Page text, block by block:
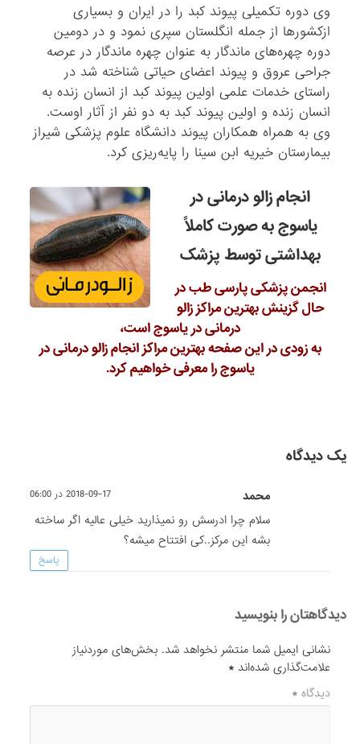
وی دوره تکمیلی پیوند کبد را در ایران و بسیاری
ازکشورها از جمله انگلستان سپری نمود و در دومین
دوره چهره‌های ماندگار به عنوان چهره ماندگار در عرصه
جراحی عروق و پیوند اعضای حیاتی شناخته شد در
راستای خدمات علمی اولین پیوند کبد از انسان زنده به
انسان زنده و اولین پیوند کبد به دو نفر از آثار اوست.
وی به همراه همکاران پیوند دانشگاه علوم پزشکی شیراز
بیمارستان خیریه ابن سینا را پایه‌ریزی کرد.
انجام زالو درمانی در
یاسوج به صورت کاملاً
بهداشتی توسط پزشک
انجمن پزشکی پارسی طب در
حال گزینش بهترین مراکز زالو
درمانی در یاسوج است،
به زودی در این صفحه بهترین مراکز انجام زالو درمانی در
یاسوج را معرفی خواهیم کرد.
یک دیدگاه
محمد 2018-09-17 در 06:00
سلام چرا ادرسش رو نمیذارید خیلی عالیه اگر ساخته
بشه این مرکز..کی افتتاح میشه؟
پاسخ
دیدگاهتان را بنویسید
نشانی ایمیل شما منتشر نخواهد شد. بخش‌های موردنیاز
علامت‌گذاری شده‌اند*
دیدگاه*